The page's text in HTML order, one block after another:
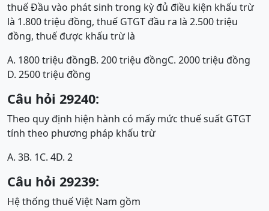
thuế Đầu vào phát sinh trong kỳ đủ điều kiện khấu trừ
là 1.800 triệu đồng, thuế GTGT đầu ra là 2.500 triệu
đồng, thuế được khấu trừ là
A. 1800 triệu đồngB. 200 triệu đồngC. 2000 triệu đồng
D. 2500 triệu đồng
Câu hỏi 29240:
Theo quy định hiện hành có mấy mức thuế suất GTGT
tính theo phương pháp khấu trừ
A. 3B. 1C. 4D. 2
Câu hỏi 29239:
Hệ thống thuế Việt Nam gồm